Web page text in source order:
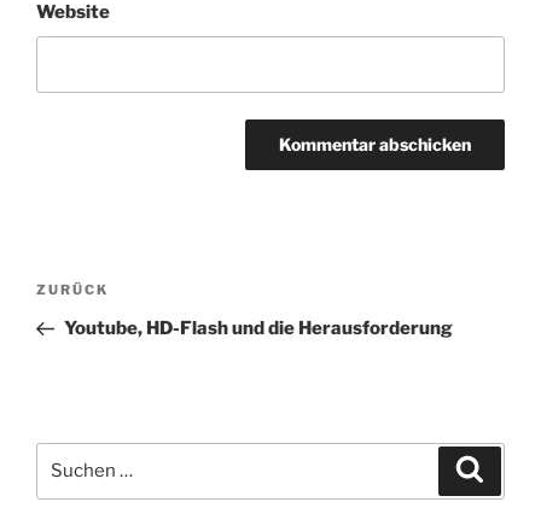
Website
Beitragsnavigation
Vorheriger
Beitrag
ZURÜCK
Youtube, HD-Flash und die Herausforderung
nach: